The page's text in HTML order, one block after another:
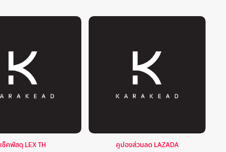
เช็คพัสดุ LEX TH คูปองส่วนลด LAZADA